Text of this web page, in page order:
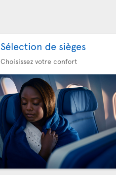
Sélection de sièges
Choisissez votre confort